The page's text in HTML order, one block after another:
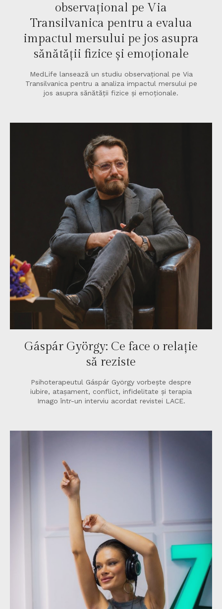
observațional pe Via
Transilvanica pentru a evalua
impactul mersului pe jos asupra
sănătății fizice și emoționale
MedLife lansează un studiu observațional pe Via
Transilvanica pentru a analiza impactul mersului pe
jos asupra sănătății fizice și emoționale.
Gáspár György: Ce face o relație
să reziste
Psihoterapeutul Gáspár György vorbește despre
iubire, atașament, conflict, infidelitate și terapia
Imago într-un interviu acordat revistei LACE.